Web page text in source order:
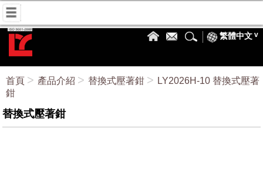
繁體中文
首頁 產品介紹 替換式壓著鉗
LY2026H-10 替換式壓著
鉗
替換式壓著鉗